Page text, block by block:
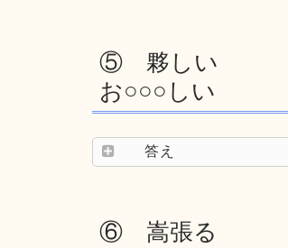
⑤ 夥しい
お○○○しい
答え
⑥ 嵩張る